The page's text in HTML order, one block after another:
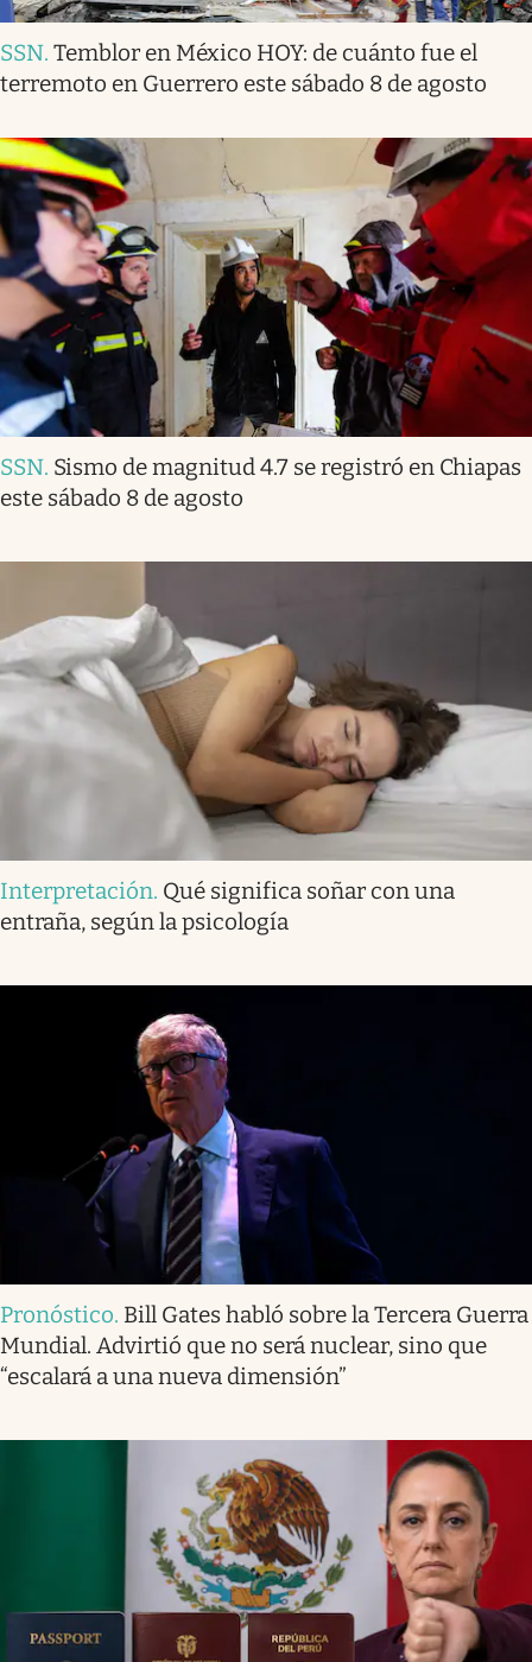
SSN. Temblor en México HOY: de cuánto fue el
terremoto en Guerrero este sábado 8 de agosto
SSN. Sismo de magnitud 4.7 se registró en Chiapas
este sábado 8 de agosto
Interpretación. Qué significa soñar con una
entraña, según la psicología
Pronóstico. Bill Gates habló sobre la Tercera Guerra
Mundial. Advirtió que no será nuclear, sino que
“escalará a una nueva dimensión”